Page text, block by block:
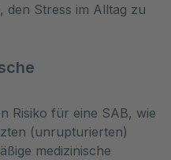
Stress im Alltag zu
Risiko für eine SAB, wie
(unrupturierten)
medizinische